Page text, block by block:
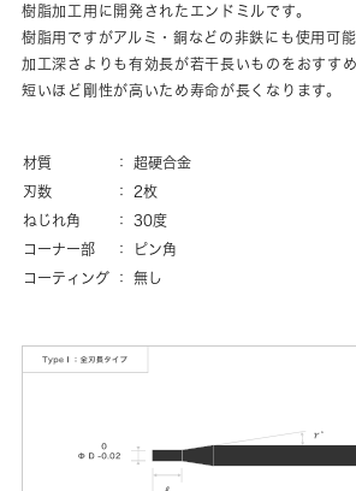
樹脂加工用に開発されたエンドミルです。
樹脂用ですがアルミ・銅などの非鉄にも使用可能
加工深さよりも有効長が若干長いものをおすす
短いほど剛性が高いため寿命が長くなります。
材質
超硬合金
刃数
2枚
ねじれ角
30度
コーナー部
ピン角
コーティング
無し